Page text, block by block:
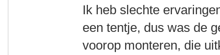
Ik heb slechte
een tentje, dus was de
voorop monteren, die